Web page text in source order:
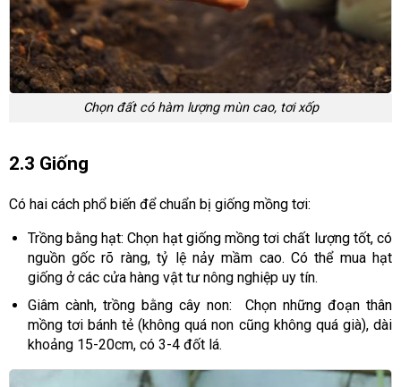
Chọn đất có hàm lượng mùn cao, tơi xốp
2.3 Giống
Có hai cách phổ biến để chuẩn bị giống mồng tơi:
Trồng bằng hạt: Chọn hạt giống mồng tơi chất lượng tốt, có
nguồn gốc rõ ràng, tỷ lệ nảy mầm cao. Có thể mua hạt
giống ở các cửa hàng vật tư nông nghiệp uy tín.
Giâm cành, trồng bằng cây non: Chọn những đoạn thân
mồng tơi bánh tẻ (không quá non cũng không quá già), dài
khoảng 15-20cm, có 3-4 đốt lá.